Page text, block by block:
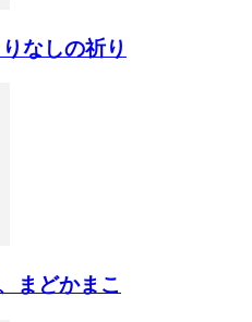
なしの祈り
まどかまこ